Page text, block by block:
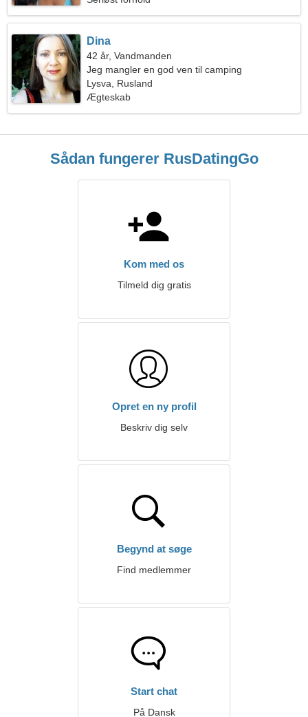
Dina
42 år, Vandmanden
Jeg mangler en god ven til camping
Lysva, Rusland
Ægteskab
Sådan fungerer RusDatingGo
Kom med os
Tilmeld dig gratis
Opret en ny profil
Beskriv dig selv
Begynd at søge
Find medlemmer
Start chat
På Dansk